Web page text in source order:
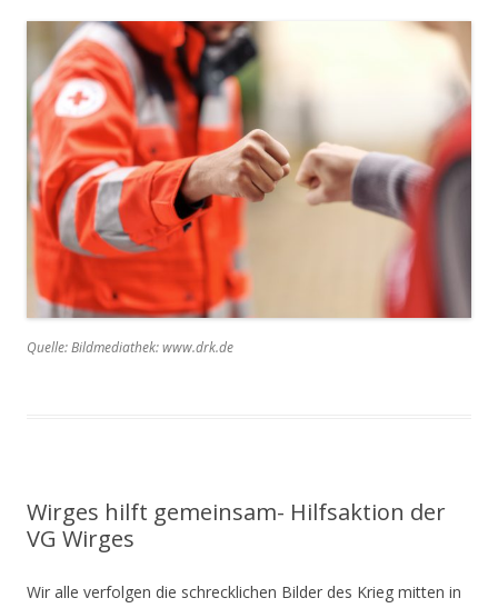
Quelle: Bildmediathek: www.drk.de
Wirges hilft gemeinsam- Hilfsaktion der
VG Wirges
Wir alle verfolgen die schrecklichen Bilder des Krieg mitten in